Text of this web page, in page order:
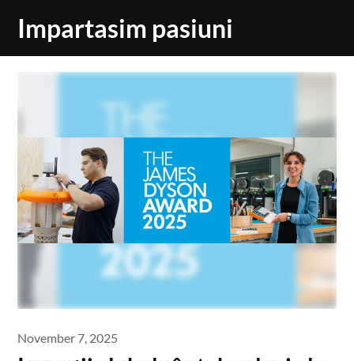
Impartasim pasiuni
November 7, 2025